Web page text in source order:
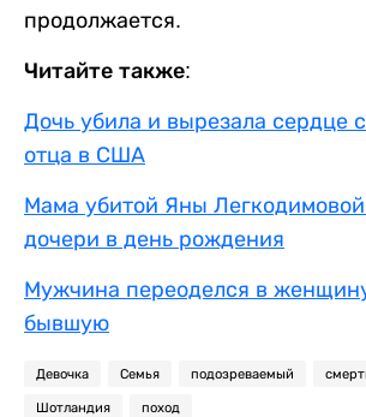
продолжается.
Читайте также:
Дочь убила и вырезала сердце
отца в США
Мама убитой Яны Легкодимовой
дочери в день рождения
Мужчина переоделся в
бывшую
Девочка Семья подозреваемый
Шотландия поход